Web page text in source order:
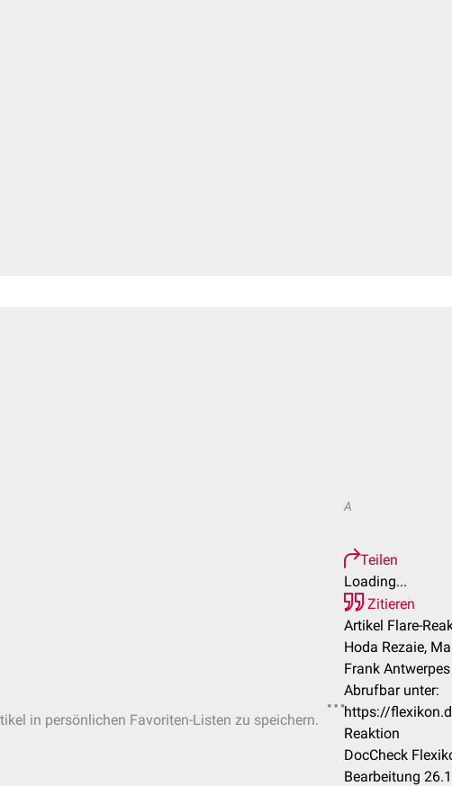
in persönlichen Favoriten-Listen zu speichern.
A
Teilen
Loading...
Zitieren
Artikel Flare-
Hoda Rezaie,
Frank Antwerpes
Abrufbar unter:
https://
Reaktion
DocCheck
Bearbeitung